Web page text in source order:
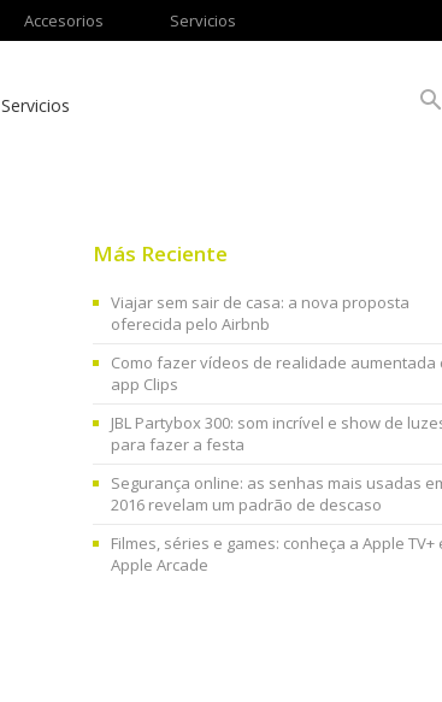
Accesorios Servicios
Servicios
Más Reciente
Viajar sem sair de casa: a nova proposta
oferecida pelo Airbnb
Como fazer vídeos de realidade aumentada
app Clips
JBL Partybox 300: som incrível e show de
para fazer a festa
Segurança online: as senhas mais usadas
2016 revelam um padrão de descaso
Filmes, séries e games: conheça a Apple TV+
Apple Arcade